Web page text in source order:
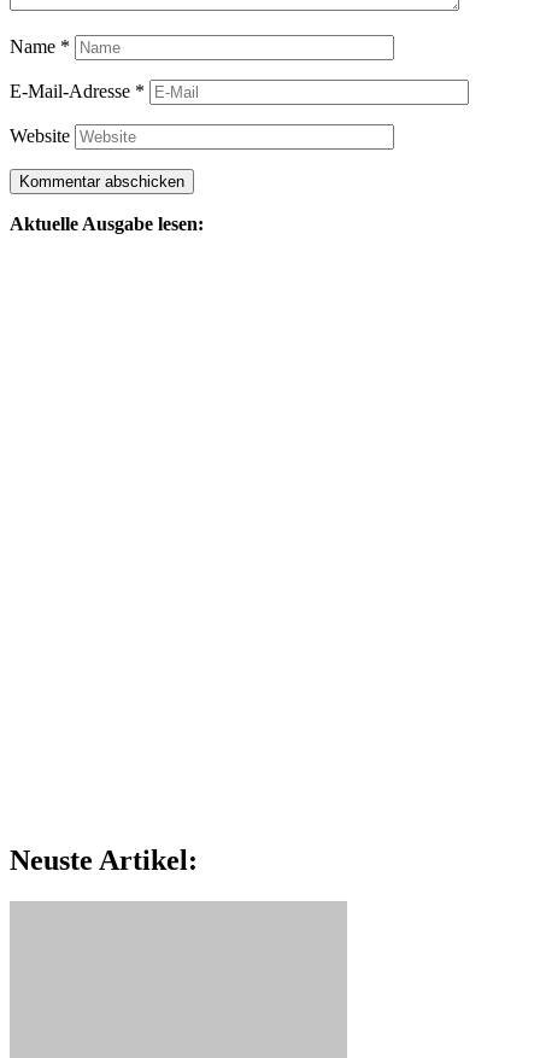
Name *
E-Mail-Adresse *
Website
Aktuelle Ausgabe lesen:
Neuste Artikel: